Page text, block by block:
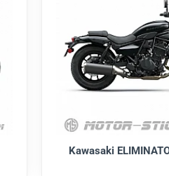
Kawasaki